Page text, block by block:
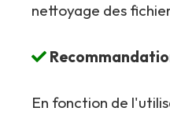
nettoyage des
En fonction de